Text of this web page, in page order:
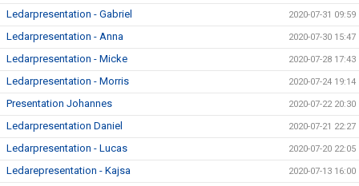
Ledarpresentation - Gabriel 2020-07-31 09:59
Ledarpresentation - Anna 2020-07-30 15:47
Ledarpresentation - Micke 2020-07-28 17:43
Ledarpresentation - Morris 2020-07-24 19:14
Presentation Johannes 2020-07-22 20:30
Ledarpresentation Daniel 2020-07-21 22:27
Ledarpresentation - Lucas 2020-07-20 22:05
Ledarepresentation - Kajsa 2020-07-13 16:00